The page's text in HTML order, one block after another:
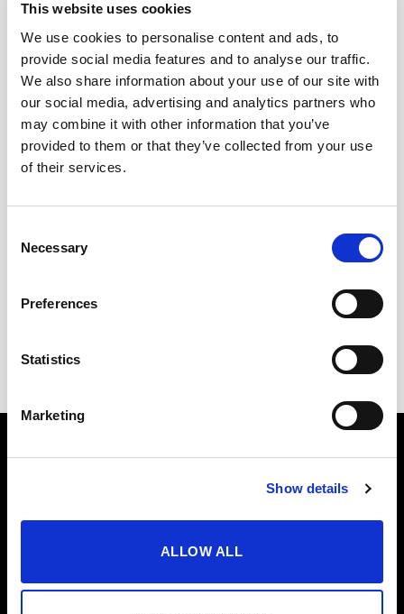
This website uses cookies
We use cookies to personalise content and ads, to
provide social media features and to analyse our traffic.
We also share information about your use of our site with
our social media, advertising and analytics partners who
may combine it with other information that you’ve
provided to them or that they’ve collected from your use
of their services.
Selection
Necessary
Preferences
Statistics
Marketing
Show details
ALLOW ALL
Lizzy continuó: “Estos premios dan testimonio de la
experiencia y la artesanía de Joanne Moore, la Master
Distiller de la cartera de ginebras del portfolio The
Gin Colección”
Vermut de Jerez
ARRANCA LA II EDICIÓN
THE GIN COLLECTION
CONTEST
RON
VINOS DE RUEDA
OTROS VINOS